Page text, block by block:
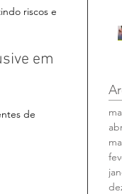
riscos e
em
de